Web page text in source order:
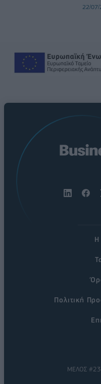
22/
Η
Πολιτική
ΜΕΛΟΣ